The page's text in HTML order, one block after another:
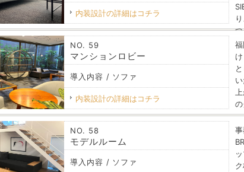
内装設計の詳細はコチラ
NO. 59
マンションロビー
導入内容 / ソファ
内装設計の詳細はコチラ
NO. 58
モデルルーム
導入内容 / ソファ